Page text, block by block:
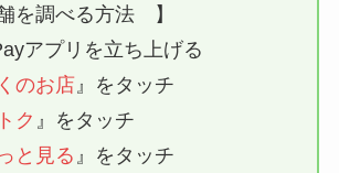
を調べる方法 】
アプリを立ち上げる
のお店』をタッチ
ク 』をタッチ
と見る 』をタッチ